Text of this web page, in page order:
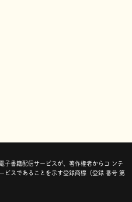
子書籍配信サービスが、著作権者からコ ンテ
ビスであることを示す登録商標（登録 番号 第